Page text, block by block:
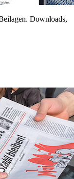
Downloads,